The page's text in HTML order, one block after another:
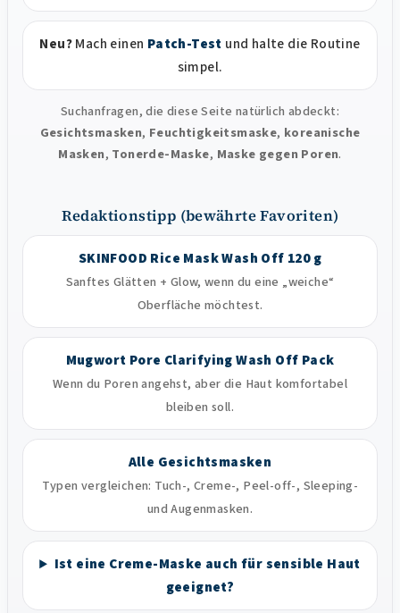
Neu?Mach einen Patch-Test und halte die Routine
simpel.
Suchanfragen, die diese Seite natürlich abdeckt:
Gesichtsmasken, Feuchtigkeitsmaske, koreanische
Masken, Tonerde-Maske, Maske gegen Poren.
Redaktionstipp (bewährte Favoriten)
SKINFOOD Rice Mask Wash Off 120 g
Sanftes Glätten + Glow, wenn du eine „weiche“
Oberfläche möchtest.
Mugwort Pore Clarifying Wash Off Pack
Wenn du Poren angehst, aber die Haut komfortabel
bleiben soll.
Alle Gesichtsmasken
Typen vergleichen: Tuch-, Creme-, Peel-off-, Sleeping-
und Augenmasken.
Ist eine Creme-Maske auch für sensible Haut
geeignet?